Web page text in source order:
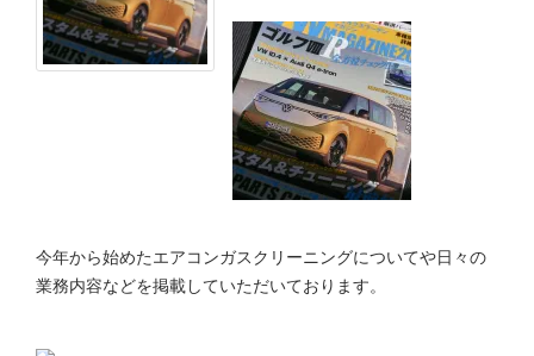
今年から始めたエアコンガスクリーニングについてや日々の
業務内容などを掲載していただいております。